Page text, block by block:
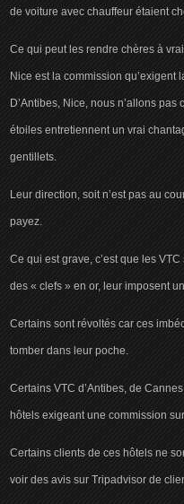
de voiture avec chauffeur étaient
Ce qui peut les rendre chères à
Nice est la commission qu’exigent
D’Antibes, Nice, nous n’allons
étoiles entretiennent un vrai
gentillets.
Leur direction, soit n’est pas au
payez.
Ce qui est grave, c’est que les
des « clefs » en or, leur imposent
Certains sont révoltés car ces
tomber dans leur poche.
Certains VTC d’Antibes, de
hôtels exigeant une commission
Certains clients de ces hôtels ne
voir des avis sur Tripadvisor de